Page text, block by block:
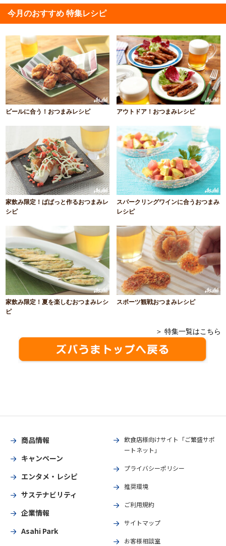
今月のおすすめ 特集レシピ
ビールに合う！おつまみレシピ アウトドア！おつまみレシピ
家飲み限定！ぱぱっと作るおつまみレ
シピ
スパークリングワインに合うおつまみ
レシピ
家飲み限定！夏を楽しむおつまみレシ
ピ
スポーツ観戦おつまみレシピ
＞ 特集一覧はこちら
商品情報
キャンペーン
エンタメ・レシピ
サステナビリティ
企業情報
Asahi Park
飲食店様向けサイト「ご繁盛サポ
ートネット」
プライバシーポリシー
推奨環境
ご利用規約
サイトマップ
お客様相談室